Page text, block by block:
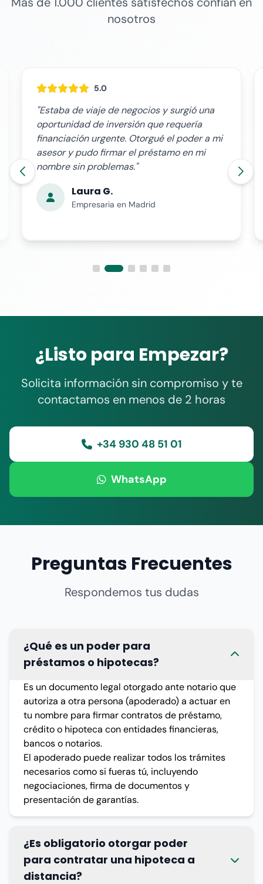
nosotros
5.0
"Estaba de viaje de negocios y surgió una
oportunidad de inversión que requería
financiación urgente. Otorgué el poder a mi
asesor y pudo firmar el préstamo en mi
nombre sin problemas."
Laura G.
Empresaria en Madrid
¿Listo para Empezar?
Solicita información sin compromiso y te
contactamos en menos de 2 horas
+34 930 48 51 01
WhatsApp
Preguntas Frecuentes
Respondemos tus dudas
¿Qué es un poder para
préstamos o hipotecas?
Es un documento legal otorgado ante notario que
autoriza a otra persona (apoderado) a actuar en
tu nombre para firmar contratos de préstamo,
crédito o hipoteca con entidades financieras,
bancos o notarios.
El apoderado puede realizar todos los trámites
necesarios como si fueras tú, incluyendo
negociaciones, firma de documentos y
presentación de garantías.
¿Es obligatorio otorgar poder
para contratar una hipoteca a
distancia?